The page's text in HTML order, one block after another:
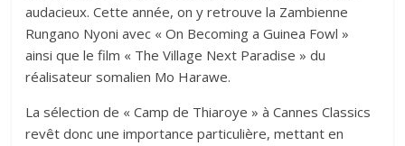
audacieux. Cette année, on y retrouve la Zambienne
Rungano Nyoni avec « On Becoming a Guinea Fowl »
ainsi que le film « The Village Next Paradise » du
réalisateur somalien Mo Harawe.
La sélection de « Camp de Thiaroye » à Cannes Classics
revêt donc une importance particulière, mettant en